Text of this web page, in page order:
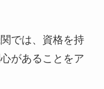
では、資格を持
があることをア